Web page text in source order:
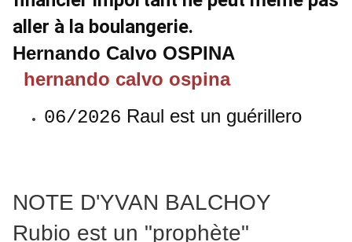
aller à la boulangerie.
Hernando Calvo OSPINA
hernando calvo ospina
06/2026 Raul est un guérillero
NOTE D'YVAN BALCHOY
Rubio est un "prophète"